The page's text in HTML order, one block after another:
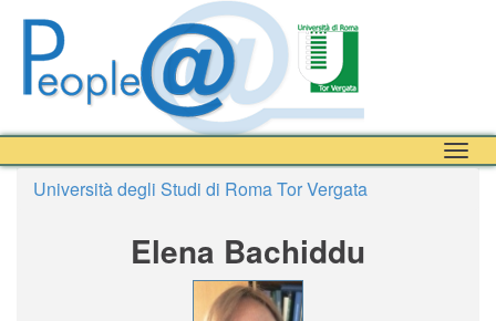
Università degli Studi di Roma Tor Vergata
Elena Bachiddu